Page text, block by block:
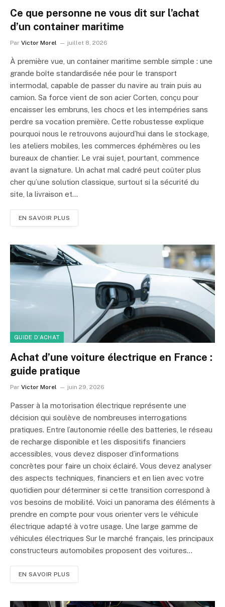
Ce que personne ne vous dit sur l’achat
d’un container maritime
Par Victor Morel juillet 8, 2026
À première vue, un container maritime semble simple : une
grande boîte standardisée née pour le transport
intermodal, capable de passer du navire au train puis au
camion. Sa force vient de son acier Corten, conçu pour
encaisser les embruns, les chocs et les intempéries sans
perdre sa vocation première. Cette robustesse explique
pourquoi nous le retrouvons aujourd’hui dans le stockage,
les ateliers mobiles, les commerces éphémères ou les
bureaux de chantier. Le vrai sujet, pourtant, commence
avant la signature. Un achat mal cadré peut coûter plus
cher qu’une solution classique, surtout si la sécurité du
site, la livraison et…
EN SAVOIR PLUS
GUIDE D’ACHAT
Achat d’une voiture électrique en France :
guide pratique
Par Victor Morel juin 29, 2026
Passer à la motorisation électrique représente une
décision qui soulève de nombreuses interrogations
pratiques. Entre l’autonomie réelle des batteries, le réseau
de recharge disponible et les dispositifs financiers
accessibles, vous devez disposer d’informations
concrètes pour faire un choix éclairé. Vous devez analyser
des aspects techniques, financiers et en lien avec votre
quotidien pour déterminer si cette transition correspond à
vos besoins de mobilité. Voici un panorama des éléments à
prendre en compte pour vous orienter vers le véhicule
électrique adapté à votre usage. Une large gamme de
véhicules électriques Sur le marché français, les principaux
constructeurs automobiles proposent des voitures…
EN SAVOIR PLUS